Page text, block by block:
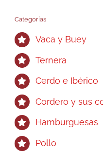
Categorías
Vaca y Buey
Ternera
Cerdo e Ibérico
Cordero y sus
Hamburguesas
Pollo